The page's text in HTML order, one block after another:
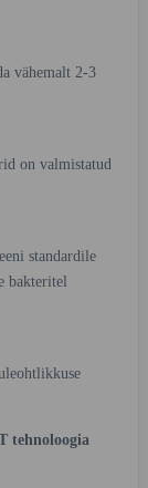
vähemalt 2-3
on valmistatud
standardile
bakteritel
tehnoloogia